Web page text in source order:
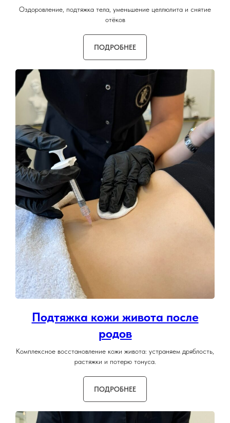
Оздоровление, подтяжка тела, уменьшение целлюлита и снятие
отёков
ПОДРОБНЕЕ
Подтяжка кожи живота после
родов
Комплексное восстановление кожи живота: устраняем дряблость,
растяжки и потерю тонуса.
ПОДРОБНЕЕ